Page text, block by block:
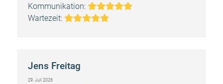
5
Kommunikation: Bewertung:
5
Wartezeit: Bewertung:
Jens Freitag
29. Juli 2026